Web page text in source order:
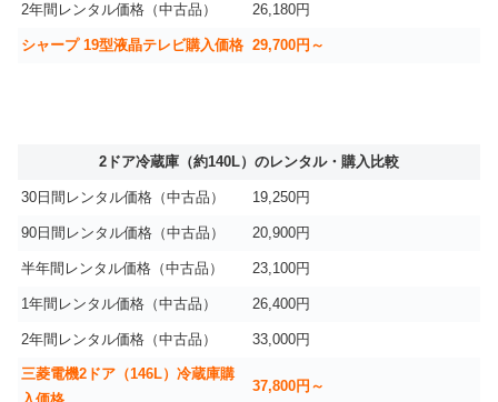
2年間レンタル価格（中古品） 26,180円
シャープ 19型液晶テレビ購入価格 29,700円～
2ドア冷蔵庫（約140L）のレンタル・購入比較
30日間レンタル価格（中古品） 19,250円
90日間レンタル価格（中古品） 20,900円
半年間レンタル価格（中古品） 23,100円
1年間レンタル価格（中古品） 26,400円
2年間レンタル価格（中古品） 33,000円
三菱電機2ドア（146L）冷蔵庫購
37,800円～